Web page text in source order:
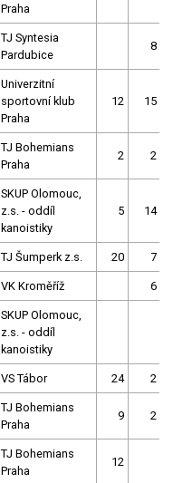
Praha
TJ Syntesia
Pardubice
8
Univerzitní
sportovní klub
Praha
12 15
TJ Bohemians
Praha
2 2
SKUP Olomouc,
z.s. - oddíl
kanoistiky
5 14
TJ Šumperk z.s. 20 7
VK Kroměříž 6
SKUP Olomouc,
z.s. - oddíl
kanoistiky
VS Tábor 24 2
TJ Bohemians
Praha
9 2
TJ Bohemians
Praha
12